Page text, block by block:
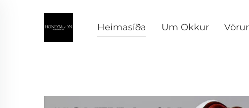
Heimasíða Um Okkur Vörur